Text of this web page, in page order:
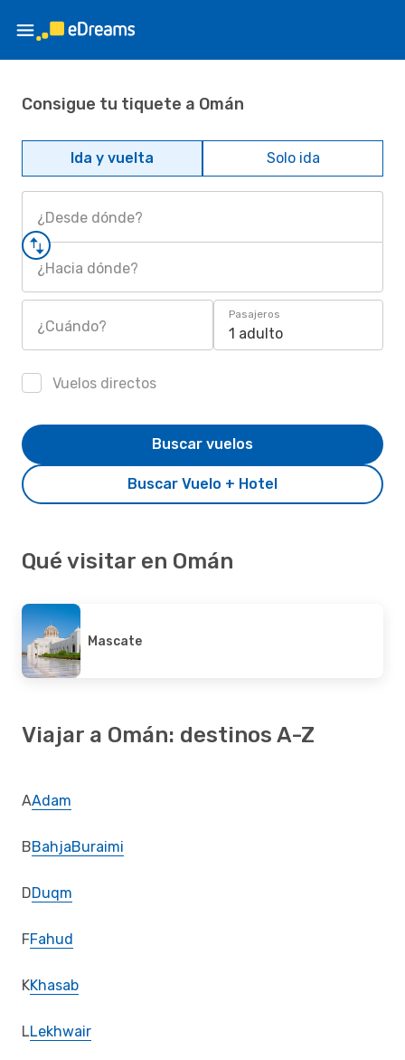
Consigue tu tiquete a Omán
Ida y vuelta Solo ida
¿Desde dónde?
¿Hacia dónde?
¿Cuándo?
Pasajeros
1 adulto
Vuelos directos
Buscar Vuelo + Hotel
Buscar vuelos
Qué visitar en Omán
Mascate
Viajar a Omán: destinos A-Z
AAdam
BBahjaBuraimi
DDuqm
FFahud
KKhasab
LLekhwair